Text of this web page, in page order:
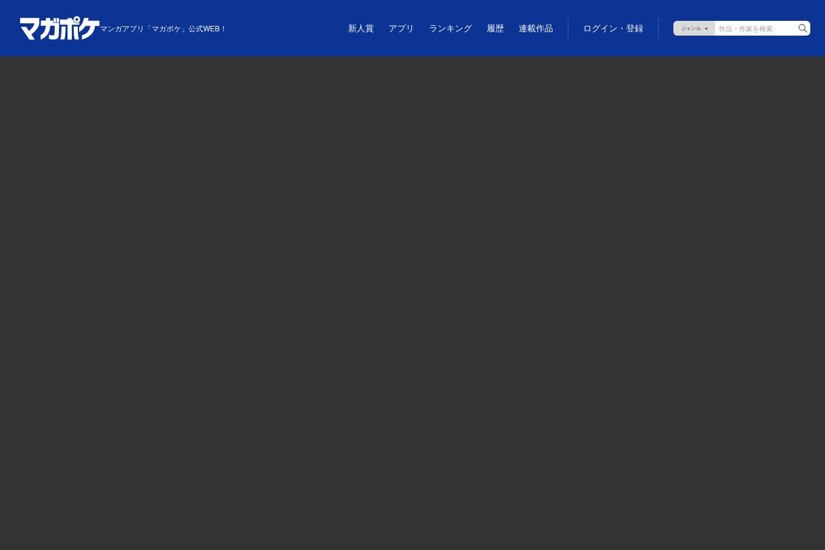
マンガアプリ「マガポケ」公式WEB！ 新人賞 アプリ ランキング 履歴 連載作品 ログイン・登録